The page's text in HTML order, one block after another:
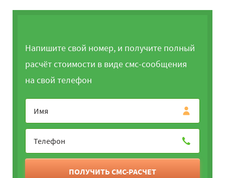
Напишите свой номер, и получите полный
расчёт стоимости в виде смс-сообщения
на свой телефон
ПОЛУЧИТЬ СМС-РАСЧЕТ